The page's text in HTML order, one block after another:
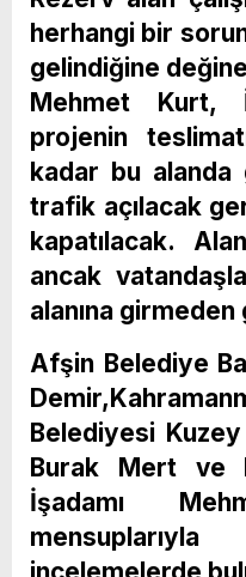
herhangi bir
gelindiğine
Mehmet Kurt,
projenin
kadar bu alanda
trafik açılacak
kapatılacak.
ancak
alanına
Afşin Belediye
Belediyesi
Burak Mert ve
İşadamı